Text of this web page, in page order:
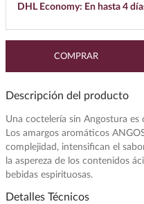
DHL Economy: En hasta 4
COMPRAR
Descripción del producto
Una coctelería sin Angostura
Los amargos aromáticos
complejidad, intensifican el
la aspereza de los contenidos
bebidas espirituosas.
Detalles Técnicos
8.
buchanans
9.
maestro dobel
black label